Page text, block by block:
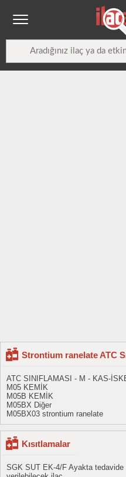
Strontium ranelate ATC
ATC SINIFLAMASI - M - KAS-
M05 KEMİK
M05B KEMİK
M05BX Diğer
M05BX03 strontium ranelate
Kısıtlamalar
SGK SUT EK-4/F Ayakta